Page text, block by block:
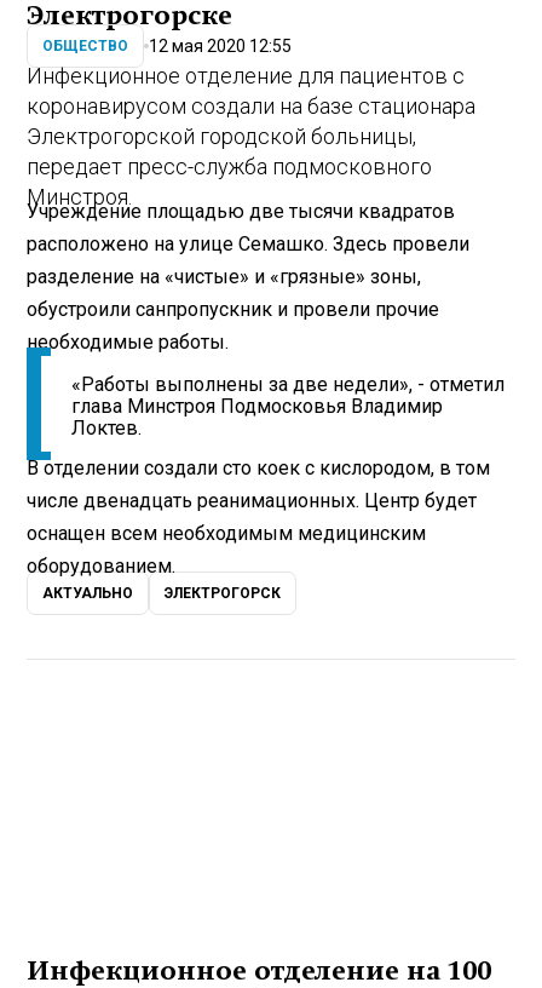
Электрогорске
ОБЩЕСТВО 12 мая 2020 12:55
Инфекционное отделение для пациентов с
коронавирусом создали на базе стационара
Электрогорской городской больницы,
передает пресс-служба подмосковного
Минстроя.
Учреждение площадью две тысячи квадратов
расположено на улице Семашко. Здесь провели
разделение на «чистые» и «грязные» зоны,
обустроили санпропускник и провели прочие
необходимые работы.
«Работы выполнены за две недели», - отметил
глава Минстроя Подмосковья Владимир
Локтев.
В отделении создали сто коек с кислородом, в том
числе двенадцать реанимационных. Центр будет
оснащен всем необходимым медицинским
оборудованием.
АКТУАЛЬНО ЭЛЕКТРОГОРСК
Инфекционное отделение на 100